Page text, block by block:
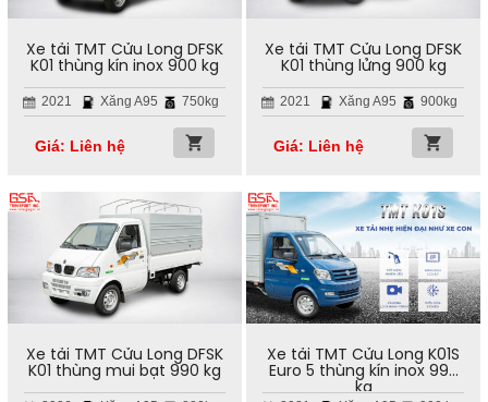
Xe tải TMT Cửu Long DFSK
K01 thùng kín inox 900 kg
2021 Xăng A95 750kg
Giá: Liên hệ
Xe tải TMT Cửu Long DFSK
K01 thùng lửng 900 kg
2021 Xăng A95 900kg
Giá: Liên hệ
Xe tải TMT Cửu Long DFSK
K01 thùng mui bạt 990 kg
Xe tải TMT Cửu Long K01S
Euro 5 thùng kín inox 990
kg